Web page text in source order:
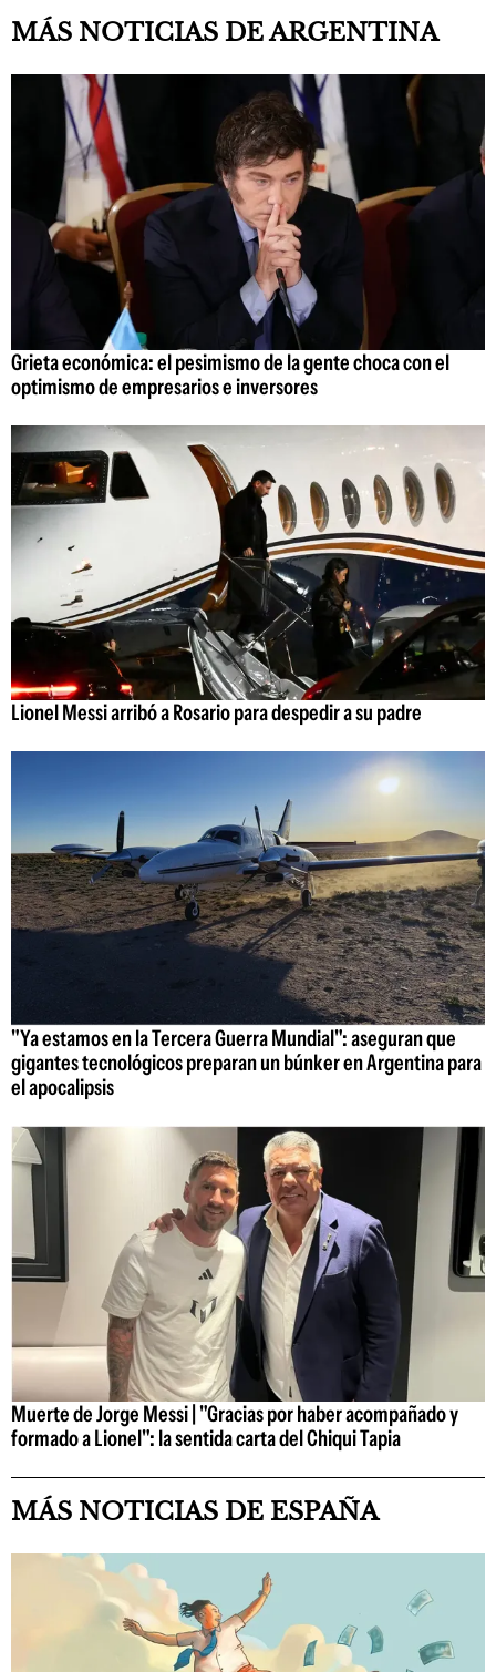
MÁS NOTICIAS DE ARGENTINA
Grieta económica: el pesimismo de la gente choca con el
optimismo de empresarios e inversores
Lionel Messi arribó a Rosario para despedir a su padre
"Ya estamos en la Tercera Guerra Mundial": aseguran que
gigantes tecnológicos preparan un búnker en Argentina para
el apocalipsis
Muerte de Jorge Messi | "Gracias por haber acompañado y
formado a Lionel": la sentida carta del Chiqui Tapia
MÁS NOTICIAS DE ESPAÑA